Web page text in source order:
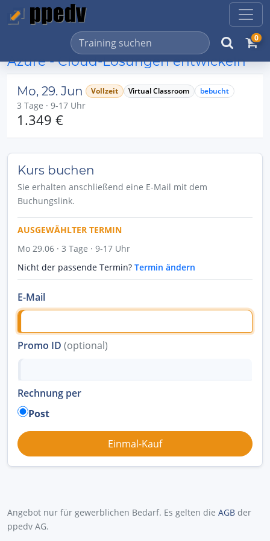
0
Azure - Cloud-Lösungen entwickeln
Mo, 29. Jun Vollzeit Virtual Classroom bebucht
3 Tage · 9-17 Uhr
1.349 €
Kurs buchen
Sie erhalten anschließend eine E-Mail mit dem
Buchungslink.
AUSGEWÄHLTER TERMIN
Mo 29.06 · 3 Tage · 9-17 Uhr
Nicht der passende Termin? Termin ändern
E-Mail
Promo ID (optional)
Rechnung per
Post
Angebot nur für gewerblichen Bedarf. Es gelten die AGB der
ppedv AG.